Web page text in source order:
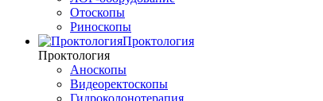
Отоскопы
Риноскопы
Проктология
Проктология
Аноскопы
Видеоректоскопы
Гидроколонотерапия